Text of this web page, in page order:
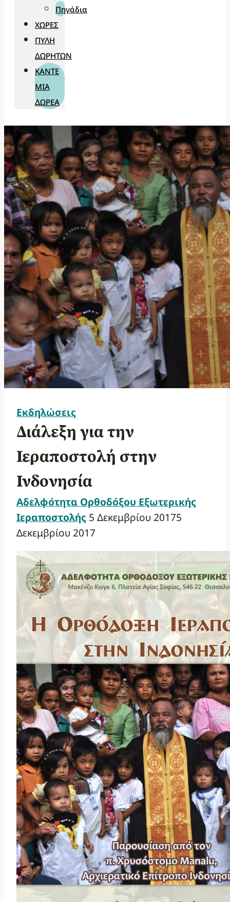
Πηγάδια
ΧΏΡΕΣ
ΠΎΛΗ
ΔΩΡΗΤΏΝ
ΚΆΝΤΕ
ΜΊΑ
ΔΩΡΕΆ
Εκδηλώσεις
Διάλεξη για την
Ιεραποστολή στην
Ινδονησία
Αδελφότητα Ορθοδόξου Εξωτερικής
Ιεραποστολής 5 Δεκεμβρίου 20175
Δεκεμβρίου 2017